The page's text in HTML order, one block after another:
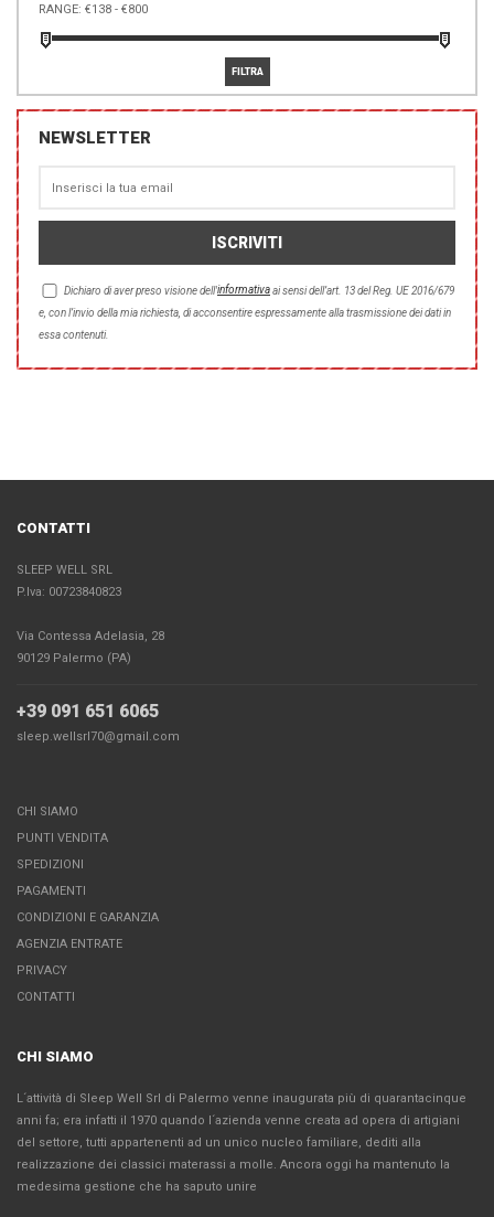
RANGE:
NEWSLETTER
Dichiaro di aver preso visione dell'informativaai sensi dell’art. 13 del Reg. UE 2016/679
e, con l’invio della mia richiesta, di acconsentire espressamente alla trasmissione dei dati in
essa contenuti.
CONTATTI
SLEEP WELL SRL
P.Iva: 00723840823
Via Contessa Adelasia, 28
90129 Palermo (PA)
+39 091 651 6065
sleep.wellsrl70@gmail.com
CHI SIAMO
PUNTI VENDITA
SPEDIZIONI
PAGAMENTI
CONDIZIONI E GARANZIA
AGENZIA ENTRATE
PRIVACY
CONTATTI
CHI SIAMO
L´attività di Sleep Well Srl di Palermo venne inaugurata più di quarantacinque
anni fa; era infatti il 1970 quando l´azienda venne creata ad opera di artigiani
del settore, tutti appartenenti ad un unico nucleo familiare, dediti alla
realizzazione dei classici materassi a molle. Ancora oggi ha mantenuto la
medesima gestione che ha saputo unire